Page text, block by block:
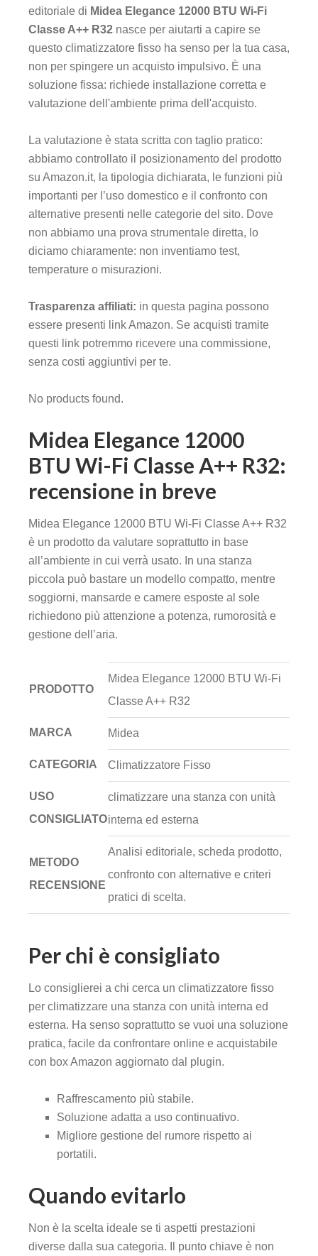
editoriale di Midea Elegance 12000 BTU Wi-Fi
Classe A++ R32 nasce per aiutarti a capire se
questo climatizzatore fisso ha senso per la tua casa,
non per spingere un acquisto impulsivo. È una
soluzione fissa: richiede installazione corretta e
valutazione dell'ambiente prima dell'acquisto.
La valutazione è stata scritta con taglio pratico:
abbiamo controllato il posizionamento del prodotto
su Amazon.it, la tipologia dichiarata, le funzioni più
importanti per l’uso domestico e il confronto con
alternative presenti nelle categorie del sito. Dove
non abbiamo una prova strumentale diretta, lo
diciamo chiaramente: non inventiamo test,
temperature o misurazioni.
Trasparenza affiliati: in questa pagina possono
essere presenti link Amazon. Se acquisti tramite
questi link potremmo ricevere una commissione,
senza costi aggiuntivi per te.
No products found.
Midea Elegance 12000
BTU Wi-Fi Classe A++ R32:
recensione in breve
Midea Elegance 12000 BTU Wi-Fi Classe A++ R32
è un prodotto da valutare soprattutto in base
all’ambiente in cui verrà usato. In una stanza
piccola può bastare un modello compatto, mentre
soggiorni, mansarde e camere esposte al sole
richiedono più attenzione a potenza, rumorosità e
gestione dell’aria.
PRODOTTO
Midea Elegance 12000 BTU Wi-Fi
Classe A++ R32
MARCA Midea
CATEGORIA Climatizzatore Fisso
USO
CONSIGLIATO
climatizzare una stanza con unità
interna ed esterna
METODO
RECENSIONE
Analisi editoriale, scheda prodotto,
confronto con alternative e criteri
pratici di scelta.
Per chi è consigliato
Lo consiglierei a chi cerca un climatizzatore fisso
per climatizzare una stanza con unità interna ed
esterna. Ha senso soprattutto se vuoi una soluzione
pratica, facile da confrontare online e acquistabile
con box Amazon aggiornato dal plugin.
Raffrescamento più stabile.
Soluzione adatta a uso continuativo.
Migliore gestione del rumore rispetto ai
portatili.
Quando evitarlo
Non è la scelta ideale se ti aspetti prestazioni
diverse dalla sua categoria. Il punto chiave è non